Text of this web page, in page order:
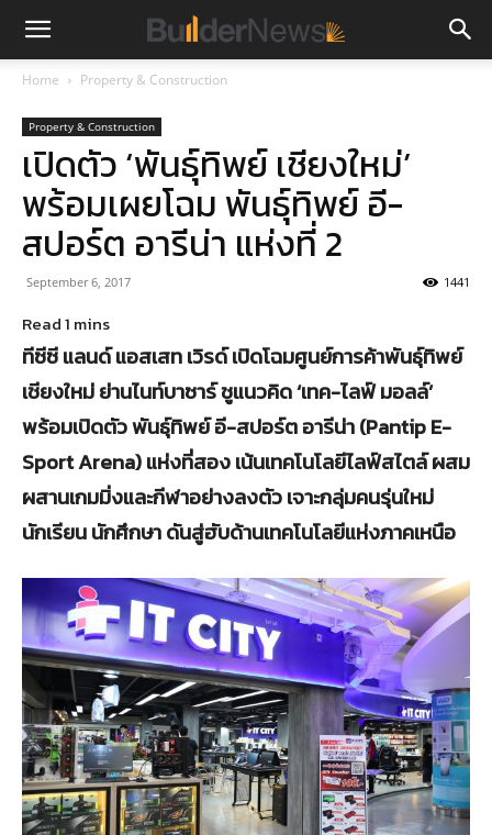
Home Property & Construction
Property & Construction
เปิดตัว ‘พันธุ์ทิพย์ เชียงใหม่’
พร้อมเผยโฉม พันธุ์ทิพย์ อี-
สปอร์ต อารีน่า แห่งที่ 2
September 6, 2017 1441
ทีซีซี แลนด์ แอสเสท เวิรด์ เปิดโฉมศูนย์การค้าพันธุ์ทิพย์
เชียงใหม่ ย่านไนท์บาซาร์ ชูแนวคิด ‘เทค-ไลฟ์ มอลล์’
พร้อมเปิดตัว พันธุ์ทิพย์ อี-สปอร์ต อารีน่า (Pantip E-
Sport Arena) แห่งที่สอง เน้นเทคโนโลยีไลฟ์สไตล์ ผสม
ผสานเกมมิ่งและกีฬาอย่างลงตัว เจาะกลุ่มคนรุ่นใหม่
นักเรียน นักศึกษา ดันสู่ฮับด้านเทคโนโลยีแห่งภาคเหนือ